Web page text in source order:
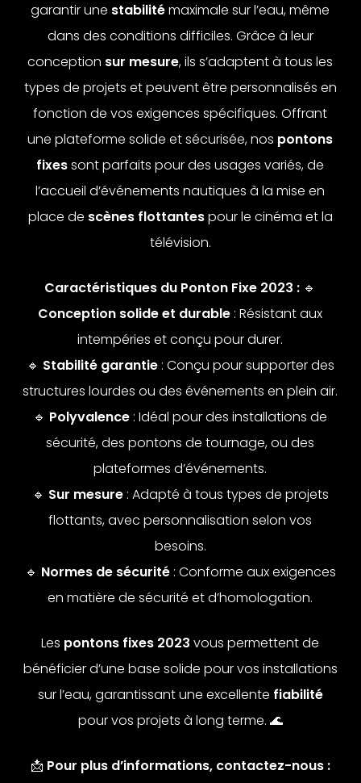
garantir une stabilitémaximale sur l’eau, même
dans des conditions difficiles. Grâce à leur
conception sur mesure, ils s’adaptent à tous les
types de projets et peuvent être personnalisés en
fonction de vos exigences spécifiques. Offrant
une plateforme solide et sécurisée, nos pontons
fixessont parfaits pour des usages variés, de
l’accueil d’événements nautiques à la mise en
place de scènes flottantespour le cinéma et la
télévision.
Caractéristiques du Ponton Fixe 2023 : 🔹
Conception solide et durable : Résistant aux
intempéries et conçu pour durer.
🔹 Stabilité garantie: Conçu pour supporter des
structures lourdes ou des événements en plein air.
🔹 Polyvalence : Idéal pour des installations de
sécurité, des pontons de tournage, ou des
plateformes d’événements.
🔹 Sur mesure: Adapté à tous types de projets
flottants, avec personnalisation selon vos
besoins.
🔹 Normes de sécurité: Conforme aux exigences
en matière de sécurité et d’homologation.
Les pontons fixes 2023 vous permettent de
bénéficier d’une base solide pour vos installations
sur l’eau, garantissant une excellente fiabilité
pour vos projets à long terme. 🌊
📩 Pour plus d’informations, contactez-nous :